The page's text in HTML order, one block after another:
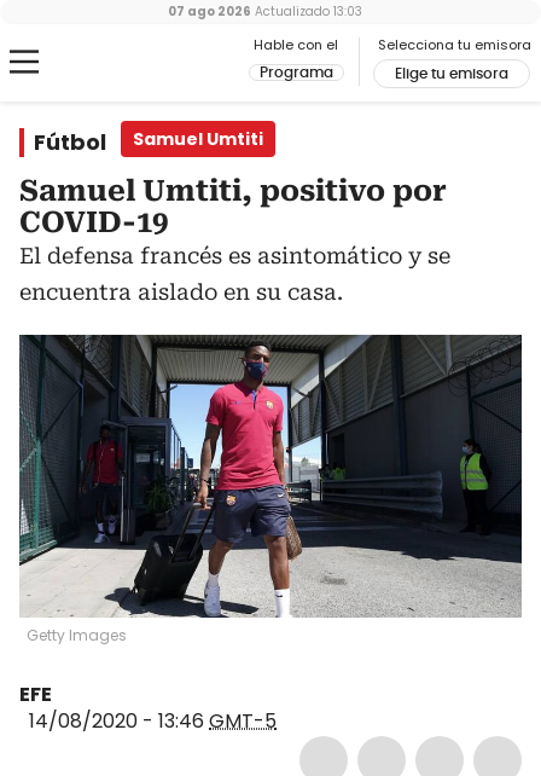
Hable con el
Programa
Selecciona tu emisora
Elige tu emisora
07 ago 2026 Actualizado 13:03
Fútbol Samuel Umtiti
Samuel Umtiti, positivo por
COVID-19
El defensa francés es asintomático y se
encuentra aislado en su casa.
Getty Images
EFE
14/08/2020 - 13:46 GMT-5